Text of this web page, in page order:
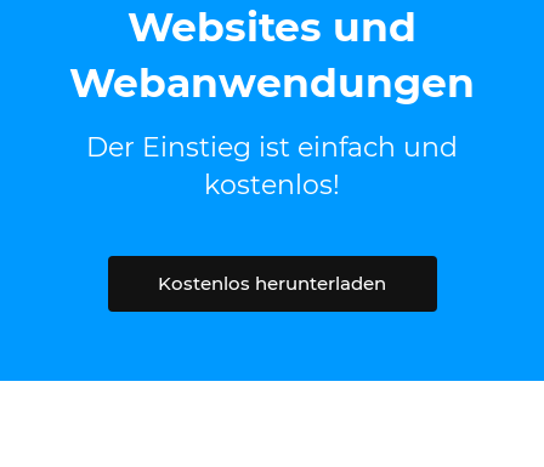
Websites und
Webanwendungen
Der Einstieg ist einfach und
kostenlos!
Kostenlos herunterladen